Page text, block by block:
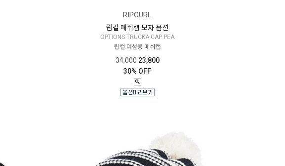
RIPCURL
립컬 메쉬캡 모자 옵션
OPTIONS TRUCKA CAP PEA
립컬 여성용 메쉬캡
34,000 23,800
30% OFF